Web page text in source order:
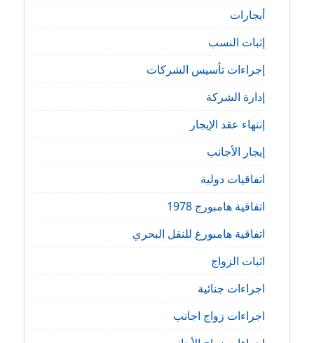
أيجارات
إثبات النسب
إجراءات تأسيس الشركات
إدارة الشركة
إنتهاء عقد الإيجار
إيجار الأجانب
اتفاقيات دولية
اتفاقية هامبورج 1978
اتفاقية هامبورغ للنقل البحري
اثبات الزواج
اجراءات جنائية
اجراءات زواج اجانب